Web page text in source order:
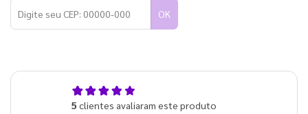
OK
5 clientes avaliaram este produto